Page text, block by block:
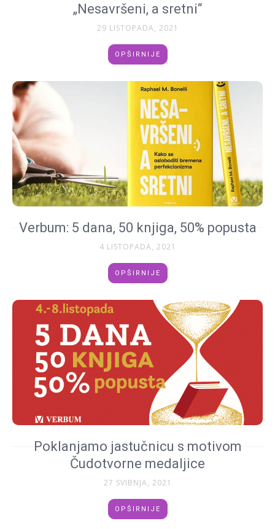
„Nesavršeni, a sretni“
29 LISTOPADA, 2021
OPŠIRNIJE
Verbum: 5 dana, 50 knjiga, 50% popusta
4 LISTOPADA, 2021
OPŠIRNIJE
Poklanjamo jastučnicu s motivom
Čudotvorne medaljice
27 SVIBNJA, 2021
OPŠIRNIJE